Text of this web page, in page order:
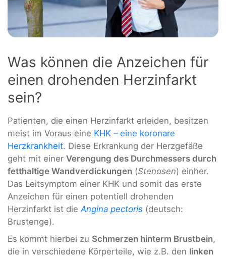
Was können die Anzeichen für
einen drohenden Herzinfarkt
sein?
Patienten, die einen Herzinfarkt erleiden, besitzen
meist im Voraus eine KHK – eine koronare
Herzkrankheit. Diese Erkrankung der Herzgefäße
geht mit einer Verengung des Durchmessers durch
fetthaltige Wandverdickungen (Stenosen) einher.
Das Leitsymptom einer KHK und somit das erste
Anzeichen für einen potentiell drohenden
Herzinfarkt ist dieAngina pectoris (deutsch:
Brustenge).
Es kommt hierbei zu Schmerzen hinterm Brustbein,
die in verschiedene Körperteile, wie z.B. den linken